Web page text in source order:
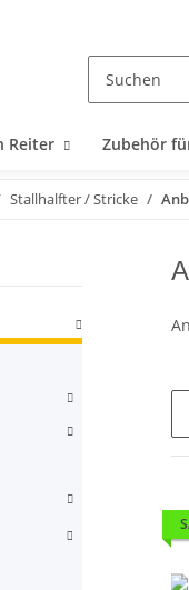
Reiter Zubehör
Stallhalfter / Stricke